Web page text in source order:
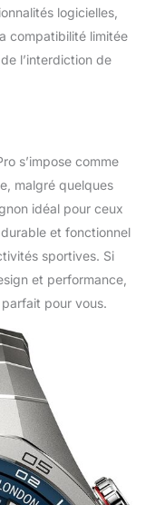
logicielles,
compatibilité limitée
l’interdiction de
s’impose comme
malgré quelques
idéal pour ceux
et fonctionnel
sportives. Si
et performance,
pour vous.